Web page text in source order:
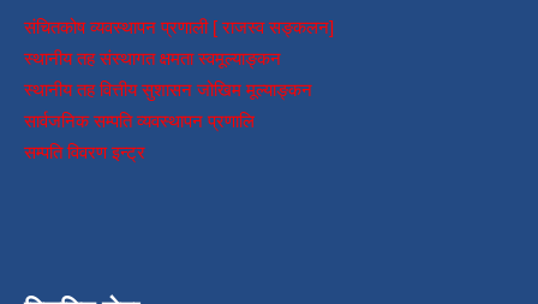
संचितकोष व्यवस्थापन प्रणाली [ राजस्व सङ्कलन]
स्थानीय तह संस्थागत क्षमता स्वमूल्याङ्कन
स्थानीय तह वित्तीय सुशासन जोखिम मूल्याङ्कन
सार्वजनिक सम्पति व्यवस्थापन प्रणालि
सम्पति विवरण इन्ट्र